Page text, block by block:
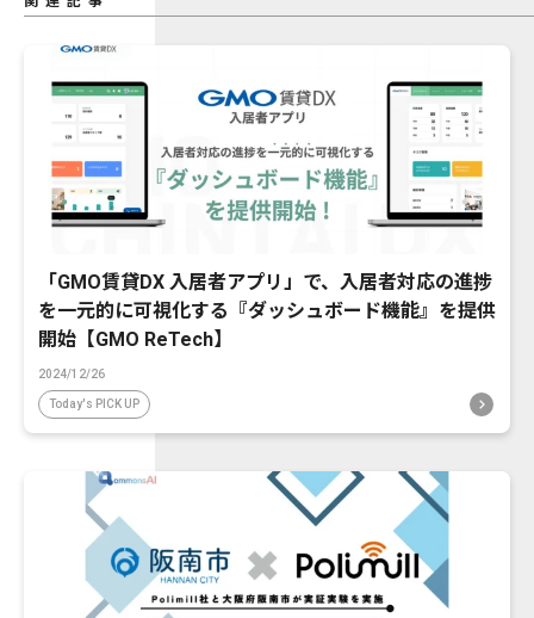
「GMO賃貸DX 入居者アプリ」で、入居者対応の進捗
を一元的に可視化する『ダッシュボード機能』を提供
開始【GMO ReTech】
2024/12/26
Today's PICK UP